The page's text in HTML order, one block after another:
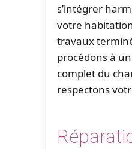
s’intégrer
votre
travaux
procédons à
complet du
respectons